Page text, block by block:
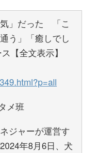
」だった 「こ
う」「癒しでし
【全文表示】
メ班
ジャーが運営す
年8月6日、犬